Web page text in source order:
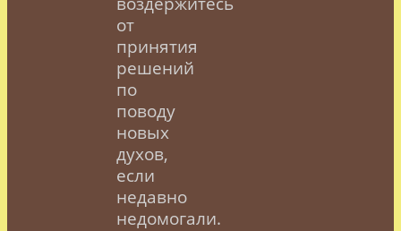
от
принятия
решений
по
поводу
новых
духов,
если
недавно
недомогали.